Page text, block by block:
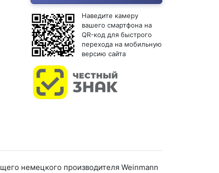
Наведите камеру
вашего смартфона на
QR-код для быстрого
перехода на мобильную
версию сайта
немецкого производителя Weinmann